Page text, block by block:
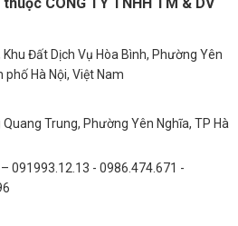
bảo ánh sáng phát ra luôn ổn định,
còn được bảo hành chính hãng,
cho người sử dụng. Trong khi nhiều
đầu.
SLM C 940 có dễ dàng
Khu Đất Dịch Vụ Hòa Bình, Phường Yên
phố Hà Nội, Việt Nam
Trung, Phường Yên Nghĩa, TP Hà
091993.12.13 - 0986.474.671 -